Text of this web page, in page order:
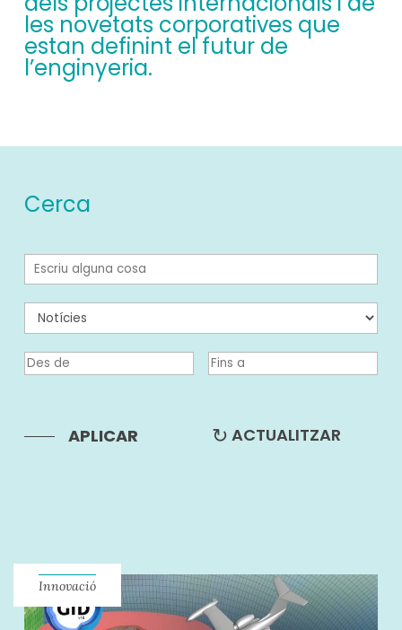
les novetats corporatives que
estan definint el futur de
l’enginyeria.
Cerca
APLICAR ACTUALITZAR
Innovació